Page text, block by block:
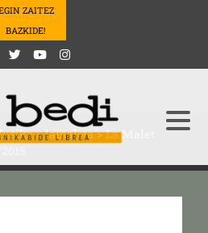
ZAITEZ
BAZKIDE!
>lamaleta>La Malet